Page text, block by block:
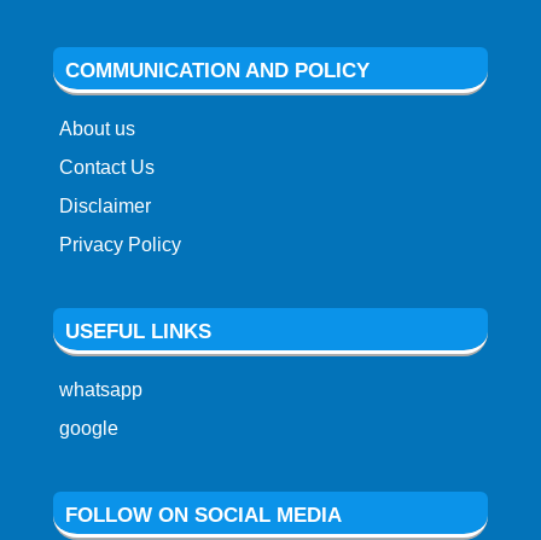
COMMUNICATION AND POLICY
About us
Contact Us
Disclaimer
Privacy Policy
USEFUL LINKS
whatsapp
google
FOLLOW ON SOCIAL MEDIA